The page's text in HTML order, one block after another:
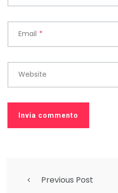
Email *
Website
Previous Post